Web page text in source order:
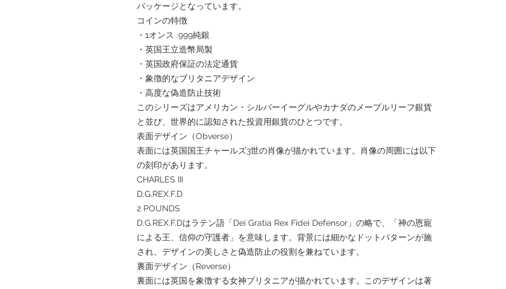
パッケージとなっています。
コインの特徴
・1オンス .999純銀
・英国王立造幣局製
・英国政府保証の法定通貨
・象徴的なブリタニアデザイン
・高度な偽造防止技術
このシリーズはアメリカン・シルバーイーグルやカナダのメープルリーフ銀貨
と並び、世界的に認知された投資用銀貨のひとつです。
表面デザイン（Obverse）
表面には英国国王チャールズ3世の肖像が描かれています。肖像の周囲には以下
の刻印があります。
CHARLES III
D.G.REX.F.D
2 POUNDS
D.G.REX.F.Dはラテン語「Dei Gratia Rex Fidei Defensor」の略で、「神の恩寵
による王、信仰の守護者」を意味します。背景には細かなドットパターンが施
され、デザインの美しさと偽造防止の役割を兼ねています。
裏面デザイン（Reverse）
裏面には英国を象徴する女神ブリタニアが描かれています。このデザインは著